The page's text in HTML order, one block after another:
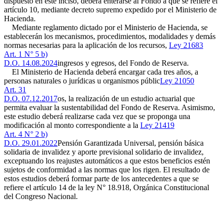
artículo 10, mediante decreto supremo expedido por el Ministerio de
Hacienda.
Mediante reglamento dictado por el Ministerio de Hacienda, se
establecerán los mecanismos, procedimientos, modalidades y demás
normas necesarias para la aplicación de los recursos, Ley 21683
Art. 1 N° 5 b)
D.O. 14.08.2024ingresos y egresos, del Fondo de Reserva.
El Ministerio de Hacienda deberá encargar cada tres años, a
personas naturales o jurídicas u organismos públicLey 21050
Art. 31
D.O. 07.12.2017os, la realización de un estudio actuarial que
permita evaluar la sustentabilidad del Fondo de Reserva. Asimismo,
este estudio deberá realizarse cada vez que se proponga una
modificación al monto correspondiente a la Ley 21419
Art. 4 N° 2 b)
D.O. 29.01.2022Pensión Garantizada Universal, pensión básica
solidaria de invalidez y aporte previsional solidario de invalidez,
exceptuando los reajustes automáticos a que estos beneficios estén
sujetos de conformidad a las normas que los rigen. El resultado de
estos estudios deberá formar parte de los antecedentes a que se
refiere el artículo 14 de la ley N° 18.918, Orgánica Constitucional
del Congreso Nacional.